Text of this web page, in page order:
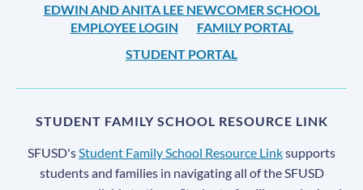
EDWIN AND ANITA LEE NEWCOMER SCHOOL
EMPLOYEE LOGIN
FAMILY PORTAL
STUDENT PORTAL
STUDENT FAMILY SCHOOL RESOURCE LINK
SFUSD'sStudent Family School Resource Linksupports
students and families in navigating all of the SFUSD